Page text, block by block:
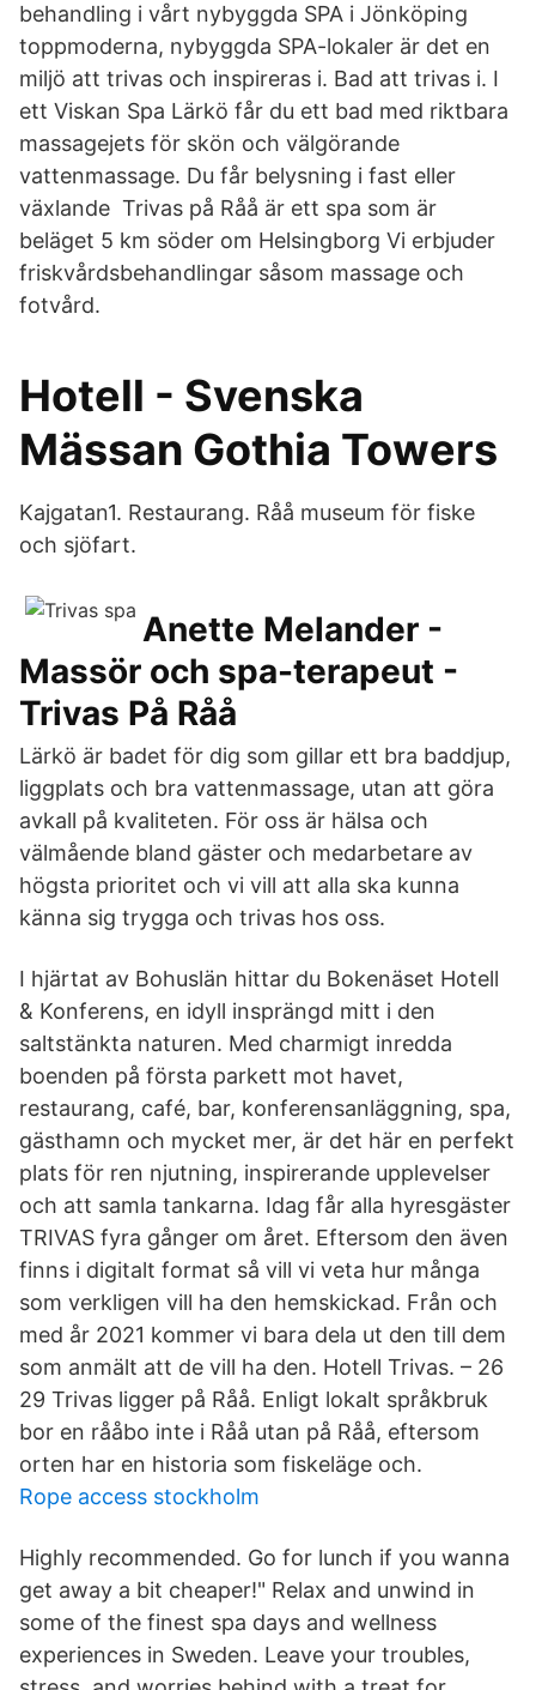
behandling i vårt nybyggda SPA i Jönköping
toppmoderna, nybyggda SPA-lokaler är det en
miljö att trivas och inspireras i. Bad att trivas i. I
ett Viskan Spa Lärkö får du ett bad med riktbara
massagejets för skön och välgörande
vattenmassage. Du får belysning i fast eller
växlande Trivas på Råå är ett spa som är
beläget 5 km söder om Helsingborg Vi erbjuder
friskvårdsbehandlingar såsom massage och
fotvård.
Hotell - Svenska
Mässan Gothia Towers
Kajgatan1. Restaurang. Råå museum för fiske
och sjöfart.
Anette Melander -
Massör och spa-terapeut -
Trivas På Råå
Lärkö är badet för dig som gillar ett bra baddjup,
liggplats och bra vattenmassage, utan att göra
avkall på kvaliteten. För oss är hälsa och
välmående bland gäster och medarbetare av
högsta prioritet och vi vill att alla ska kunna
känna sig trygga och trivas hos oss.
I hjärtat av Bohuslän hittar du Bokenäset Hotell
& Konferens, en idyll insprängd mitt i den
saltstänkta naturen. Med charmigt inredda
boenden på första parkett mot havet,
restaurang, café, bar, konferensanläggning, spa,
gästhamn och mycket mer, är det här en perfekt
plats för ren njutning, inspirerande upplevelser
och att samla tankarna. Idag får alla hyresgäster
TRIVAS fyra gånger om året. Eftersom den även
finns i digitalt format så vill vi veta hur många
som verkligen vill ha den hemskickad. Från och
med år 2021 kommer vi bara dela ut den till dem
som anmält att de vill ha den. Hotell Trivas. – 26
29 Trivas ligger på Råå. Enligt lokalt språkbruk
bor en rååbo inte i Råå utan på Råå, eftersom
orten har en historia som fiskeläge och.
Rope access stockholm
Highly recommended. Go for lunch if you wanna
get away a bit cheaper!" Relax and unwind in
some of the finest spa days and wellness
experiences in Sweden. Leave your troubles,